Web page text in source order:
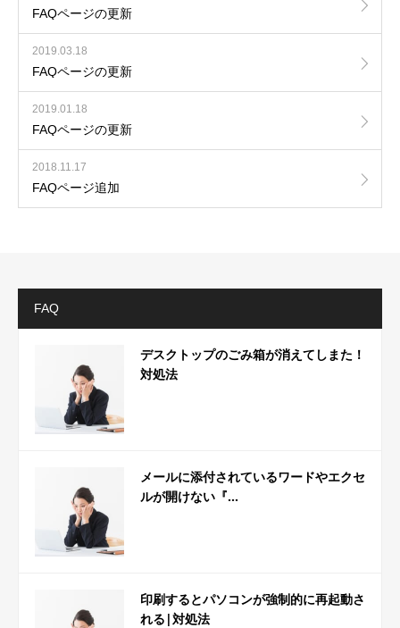
FAQページの更新
2019.03.18
FAQページの更新
2019.01.18
FAQページの更新
2018.11.17
FAQページ追加
FAQ
デスクトップのごみ箱が消えてしまた！
対処法
メールに添付されているワードやエクセ
ルが開けない『...
印刷するとパソコンが強制的に再起動さ
れる|対処法